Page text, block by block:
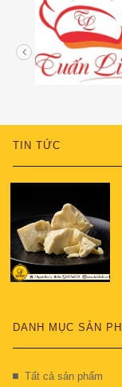
TIN TỨC
DANH MỤC SẢN
Tất cả sản phẩm